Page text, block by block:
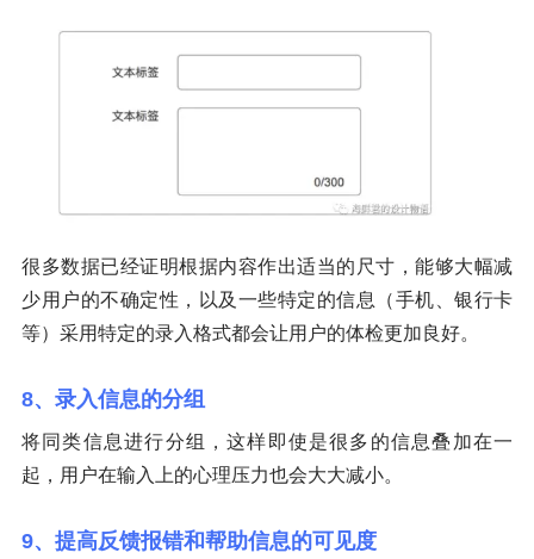
很多数据已经证明根据内容作出适当的尺寸，能够大幅减
少用户的不确定性，以及一些特定的信息（手机、银行卡
等）采用特定的录入格式都会让用户的体检更加良好。
8、录入信息的分组
将同类信息进行分组，这样即使是很多的信息叠加在一
起，用户在输入上的心理压力也会大大减小。
9、提高反馈报错和帮助信息的可见度